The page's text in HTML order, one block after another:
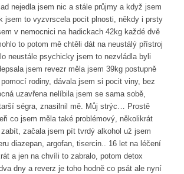
nejedla jsem nic a stále průjmy a když jsem
jsem to vyzvrscela pocit plnosti, někdy i prsty
v nemocnici na hadickach 42kg každé dvě
to potom mě chtěli dát na neustálý přístroj
neustále psychicky jsem to nezvládla byli
jsem revezr měla jsem 39kg postupně
rodiny, dávala jsem si pocit viny, bez
uzavřena nelíbila jsem se sama sobě,
ségra, znasilnil mě. Můj strýc… Prostě
co jsem měla také problémový, několikrát
začala jsem pít tvrdý alkohol už jsem
diazepan, argofan, tisercin.. 16 let na léčení
a jen na chvíli to zabralo, potom detox
dny a reverz je toho hodně co psát ale nyní